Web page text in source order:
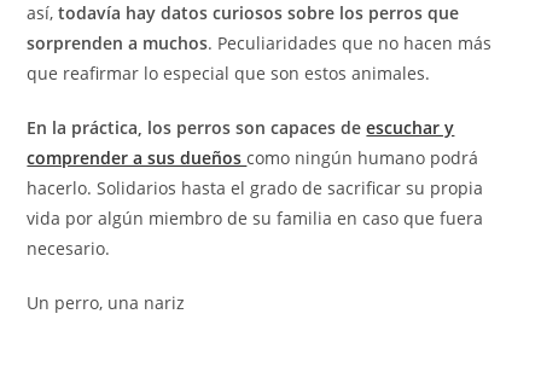
así,todavía hay datos curiosos sobre los perros que
sorprenden a muchos. Peculiaridades que no hacen más
que reafirmar lo especial que son estos animales.
En la práctica, los perros son capaces deescuchar y
comprender a sus dueñoscomo ningún humano podrá
hacerlo. Solidarios hasta el grado de sacrificar su propia
vida por algún miembro de su familia en caso que fuera
necesario.
Un perro, una nariz